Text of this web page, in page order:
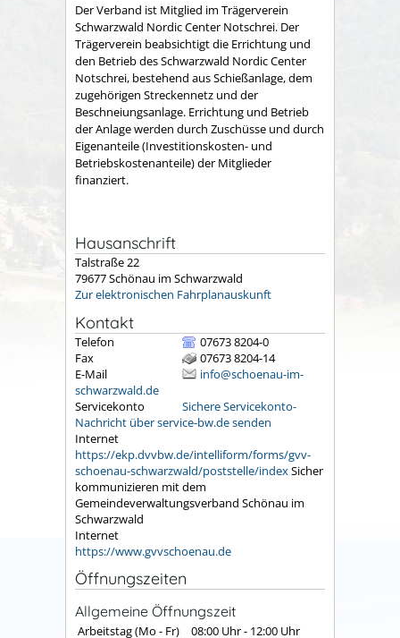
Der Verband ist Mitglied im Trägerverein
Schwarzwald Nordic Center Notschrei. Der
Trägerverein beabsichtigt die Errichtung und
den Betrieb des Schwarzwald Nordic Center
Notschrei, bestehend aus Schießanlage, dem
zugehörigen Streckennetz und der
Beschneiungsanlage. Errichtung und Betrieb
der Anlage werden durch Zuschüsse und durch
Eigenanteile (Investitionskosten- und
Betriebskostenanteile) der Mitglieder
finanziert.
Hausanschrift
Talstraße 22
79677Schönau im Schwarzwald
Zur elektronischen Fahrplanauskunft
Kontakt
Telefon
07673 8204-0
Fax
07673 8204-14
E-Mail
info@schoenau-im-
schwarzwald.de
Servicekonto
Sichere Servicekonto-
Nachricht über service-bw.de senden
Internet
https://ekp.dvvbw.de/intelliform/forms/gvv-
schoenau-schwarzwald/poststelle/indexSicher
kommunizieren mit dem
Gemeindeverwaltungsverband Schönau im
Schwarzwald
Internet
https://www.gvvschoenau.de
Öffnungszeiten
Allgemeine Öffnungszeit
Arbeitstag (Mo - Fr) 08:00 Uhr- 12:00 Uhr